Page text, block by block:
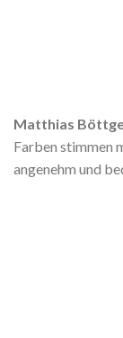
Matthias
Farben stimmen
angenehm und